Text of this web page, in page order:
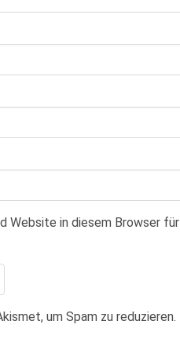
Website in diesem Browser
um Spam zu reduzieren.